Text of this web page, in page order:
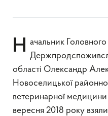
Начальник Головного управління
області Олександр
Новоселицької
ветеринарної
вересня 2018 року взяли